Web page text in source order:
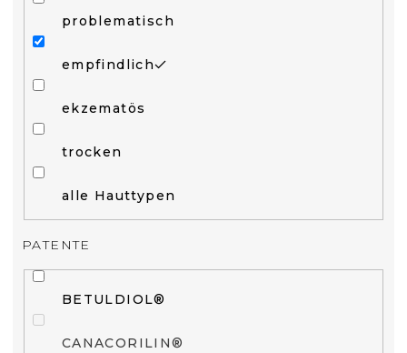
problematisch
empfindlich
ekzematös
trocken
alle Hauttypen
PATENTE
BETULDIOL®
CANACORILIN®